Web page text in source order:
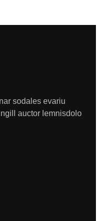
sodales evariu
auctor lemnisdolo